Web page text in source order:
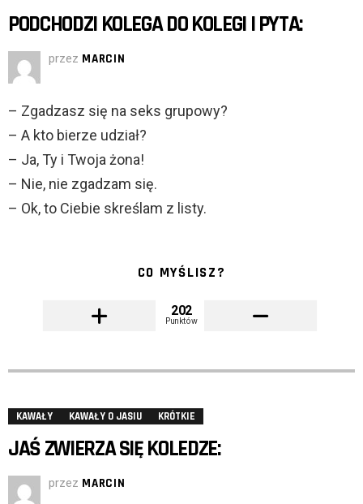
PODCHODZI KOLEGA DO KOLEGI I PYTA:
przez MARCIN
– Zgadzasz się na seks grupowy?
– A kto bierze udział?
– Ja, Ty i Twoja żona!
– Nie, nie zgadzam się.
– Ok, to Ciebie skreślam z listy.
CO MYŚLISZ?
202
Punktów
KAWAŁY KAWAŁY O JASIU KRÓTKIE
JAŚ ZWIERZA SIĘ KOLEDZE:
przez MARCIN